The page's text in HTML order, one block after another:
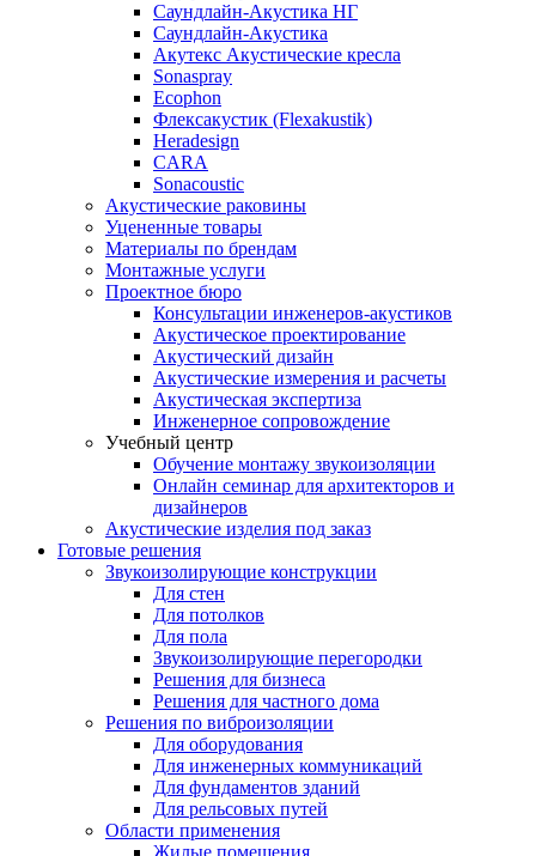
Саундлайн-Акустика НГ
Саундлайн-Акустика
Акутекс Акустические кресла
Sonaspray
Ecophon
Флексакустик (Flexakustik)
Heradesign
CARA
Sonacoustic
Акустические раковины
Уцененные товары
Материалы по брендам
Монтажные услуги
Проектное бюро
Консультации инженеров-акустиков
Акустическое проектирование
Акустический дизайн
Акустические измерения и расчеты
Акустическая экспертиза
Инженерное сопровождение
Учебный центр
Обучение монтажу звукоизоляции
Онлайн семинар для архитекторов и
дизайнеров
Акустические изделия под заказ
Готовые решения
Звукоизолирующие конструкции
Для стен
Для потолков
Для пола
Звукоизолирующие перегородки
Решения для бизнеса
Решения для частного дома
Решения по виброизоляции
Для оборудования
Для инженерных коммуникаций
Для фундаментов зданий
Для рельсовых путей
Области применения
Жилые помещения